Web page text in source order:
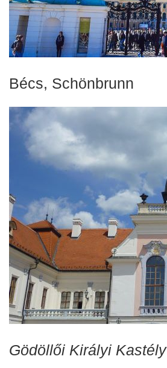
Bécs, Schönbrunn
Gödöllői Királyi Kastély